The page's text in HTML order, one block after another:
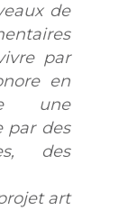
de
par
en
une
par des
des
art